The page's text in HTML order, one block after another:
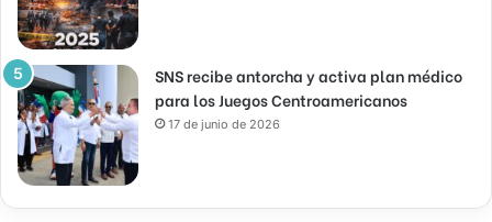
SNS recibe antorcha y activa plan médico
para los Juegos Centroamericanos
17 de junio de 2026